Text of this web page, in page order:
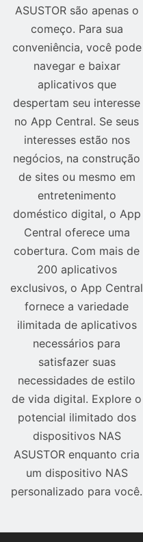
ASUSTOR são apenas o
começo. Para sua
conveniência, você pode
navegar e baixar
aplicativos que
despertam seu interesse
no App Central. Se seus
interesses estão nos
negócios, na construção
de sites ou mesmo em
entretenimento
doméstico digital, o App
Central oferece uma
cobertura. Com mais de
200 aplicativos
exclusivos, o App Central
fornece a variedade
ilimitada de aplicativos
necessários para
satisfazer suas
necessidades de estilo
de vida digital. Explore o
potencial ilimitado dos
dispositivos NAS
ASUSTOR enquanto cria
um dispositivo NAS
personalizado para você.